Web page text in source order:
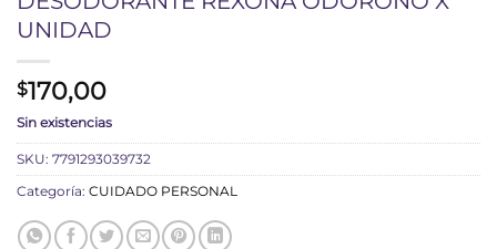
UNIDAD
$170,00
Sin existencias
SKU: 7791293039732
Categoría: CUIDADO PERSONAL